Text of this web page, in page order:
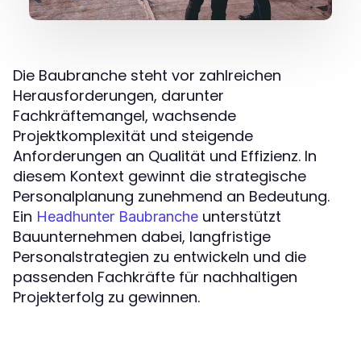
Die Baubranche steht vor zahlreichen
Herausforderungen, darunter
Fachkräftemangel, wachsende
Projektkomplexität und steigende
Anforderungen an Qualität und Effizienz. In
diesem Kontext gewinnt die strategische
Personalplanung zunehmend an Bedeutung.
Ein Headhunter Baubranche unterstützt
Bauunternehmen dabei, langfristige
Personalstrategien zu entwickeln und die
passenden Fachkräfte für nachhaltigen
Projekterfolg zu gewinnen.